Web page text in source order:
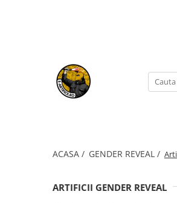
ACASA / GENDER REVEAL /
ARTIFICII GENDER REVEAL